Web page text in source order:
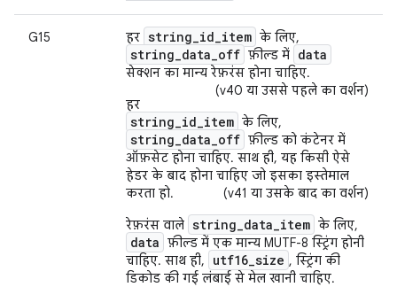
G15 हर string_id_item के लिए,
string_data_off फ़ील्ड में data
सेक्शन का मान्य रेफ़रंस होना चाहिए.
(v40 या उससे पहले का वर्शन)
हर
string_id_item के लिए,
string_data_off फ़ील्ड को कंटेनर में
ऑफ़सेट होना चाहिए. साथ ही, यह किसी ऐसे
हेडर के बाद होना चाहिए जो इसका इस्तेमाल
करता हो.
(v41 या उसके बाद का वर्शन)
रेफ़रंस वाले string_data_item के लिए,
data फ़ील्ड में एक मान्य MUTF-8 स्ट्रिंग होनी
चाहिए. साथ ही,
utf16_size , स्ट्रिंग की
डिकोड की गई लंबाई से मेल खानी चाहिए.